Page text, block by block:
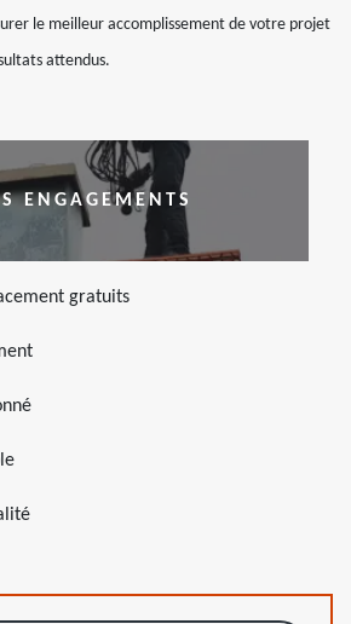
le meilleur accomplissement de votre projet
attendus.
ENGAGEMENTS
gratuits